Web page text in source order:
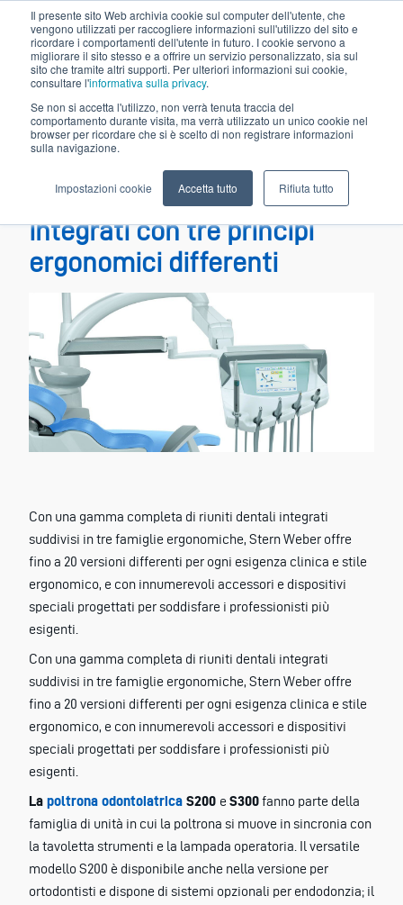
Il presente sito Web archivia cookie sul computer dell'utente, che
vengono utilizzati per raccogliere informazioni sull'utilizzo del sito e
ricordare i comportamenti dell'utente in futuro. I cookie servono a
migliorare il sito stesso e a offrire un servizio personalizzato, sia sul
sito che tramite altri supporti. Per ulteriori informazioni sui cookie,
consultare l'informativa sulla privacy.
Se non si accetta l'utilizzo, non verrà tenuta traccia del
comportamento durante visita, ma verrà utilizzato un unico cookie nel
browser per ricordare che si è scelto di non registrare informazioni
sulla navigazione.
Impostazioni cookie Accetta tutto Rifiuta tutto
Una gamma di riuniti dentali
integrati con tre principi
ergonomici differenti
Con una gamma completa di riuniti dentali integrati
suddivisi in tre famiglie ergonomiche, Stern Weber offre
fino a 20 versioni differenti per ogni esigenza clinica e stile
ergonomico, e con innumerevoli accessori e dispositivi
speciali progettati per soddisfare i professionisti più
esigenti.
Con una gamma completa di riuniti dentali integrati
suddivisi in tre famiglie ergonomiche, Stern Weber offre
fino a 20 versioni differenti per ogni esigenza clinica e stile
ergonomico, e con innumerevoli accessori e dispositivi
speciali progettati per soddisfare i professionisti più
esigenti.
La poltrona odontoiatrica S200 eS300fanno parte della
famiglia di unità in cui la poltrona si muove in sincronia con
la tavoletta strumenti e la lampada operatoria. Il versatile
modello S200 è disponibile anche nella versione per
ortodontisti e dispone di sistemi opzionali per endodonzia; il